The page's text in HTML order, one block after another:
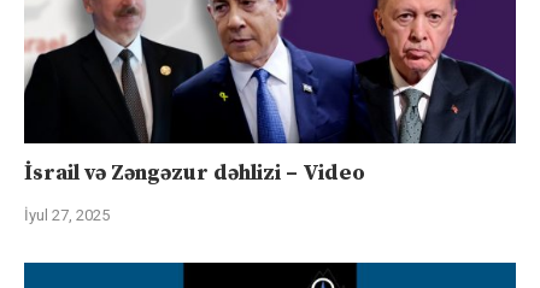
İsrail və Zəngəzur dəhlizi – Video
İyul 27, 2025